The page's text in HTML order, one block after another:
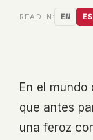
READ IN: EN ES
En el
que antes
una feroz